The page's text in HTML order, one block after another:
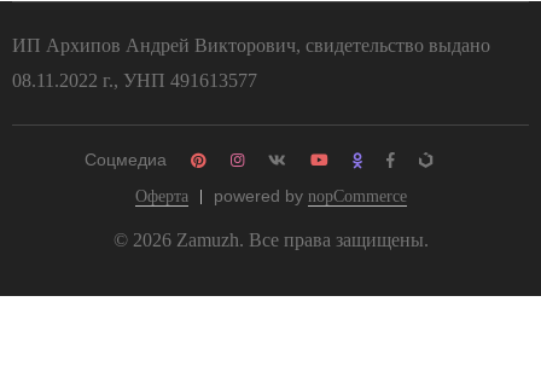
ИП Архипов Андрей Викторович, свидетельство выдано
08.11.2022 г., УНП 491613577
© 2026 Zamuzh. Все права защищены.
Оферта powered by nopCommerce
Соцмедиа